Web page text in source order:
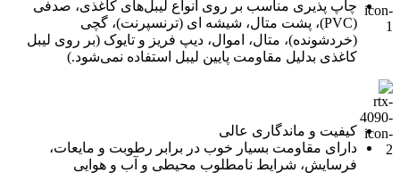
چاپ پذیری مناسب بر روی انواع لیبل‌های کاغذی، صدفی
(PVC)، پشت متال، شیشه ای (ترنسپرنت)، گچی
(خردشونده)، متال، اموال، دیپ فریز و تایوک (بر روی لیبل
کاغذی بدلیل مقاومت پایین لیبل استفاده نمی‌شود.)
کیفیت و ماندگاری عالی
دارای مقاومت بسیار خوب در برابر رطوبت و مایعات،
فرسایش، شرایط نامطلوب محیطی و آب و هوایی